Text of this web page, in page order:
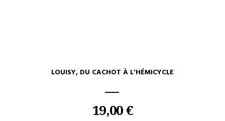
LOUISY, DU CACHOT À L'HÉMICYCLE
19,00 €